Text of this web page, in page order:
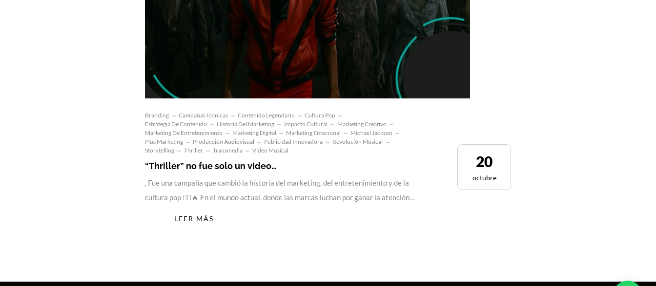
Branding Campañas Icónicas Contenido Legendario
Cultura Pop
Estrategia De Contenido
Historia Del Marketing Impacto Cultural
Marketing Creativo
Marketing De Entretenimiento
Marketing Digital Marketing Emocional
Michael Jackson
Plus Marketing
Producción Audiovisual Publicidad Innovadora
Revolución Musical
Storytelling
Thriller Transmedia Video Musical
“Thriller” no fue solo un video…
, Fue una campaña que cambió la historia del marketing, del entretenimiento y de la
cultura pop 🧟‍♂️🔥 En el mundo actual, donde las marcas luchan por ganar la atención…
LEER MÁS
20
octubre